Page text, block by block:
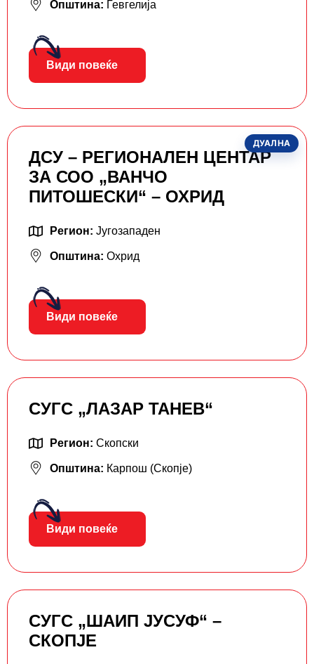
Општина: Гевгелија
Види повеќе
ДУАЛНА
ДСУ – РЕГИОНАЛЕН ЦЕНТАР
ЗА СОО „ВАНЧО
ПИТОШЕСКИ“ – ОХРИД
Регион: Југозападен
Општина: Охрид
Види повеќе
СУГС „ЛАЗАР ТАНЕВ“
Регион: Скопски
Општина: Карпош (Скопје)
Види повеќе
СУГС „ШАИП ЈУСУФ“ –
СКОПЈЕ